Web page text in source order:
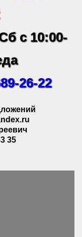
с 10:00-
26-22
35